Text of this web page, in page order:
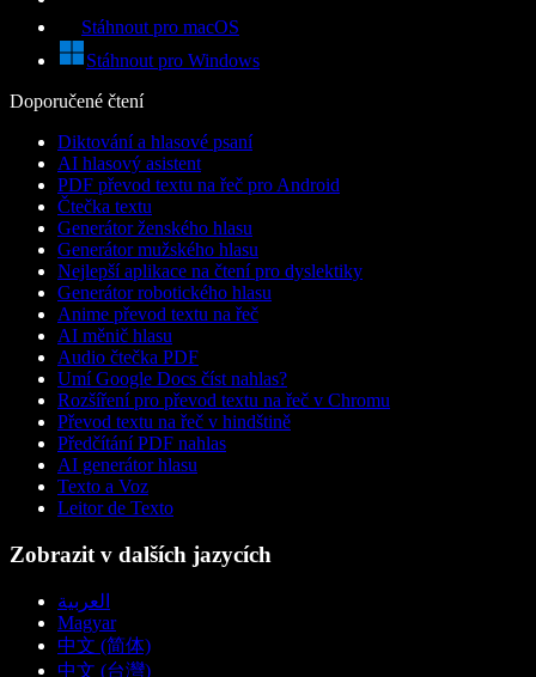
Stáhnout pro macOS
Stáhnout pro Windows
Doporučené čtení
Diktování a hlasové psaní
AI hlasový asistent
PDF převod textu na řeč pro Android
Čtečka textu
Generátor ženského hlasu
Generátor mužského hlasu
Nejlepší aplikace na čtení pro dyslektiky
Generátor robotického hlasu
Anime převod textu na řeč
AI měnič hlasu
Audio čtečka PDF
Umí Google Docs číst nahlas?
Rozšíření pro převod textu na řeč v Chromu
Převod textu na řeč v hindštině
Předčítání PDF nahlas
AI generátor hlasu
Texto a Voz
Leitor de Texto
Zobrazit v dalších jazycích
العربية
Magyar
中文 (简体)
中文 (台灣)